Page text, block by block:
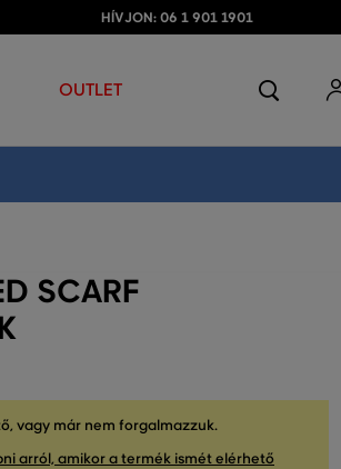
HÍVJON: 06 1 901 1901
OUTLET
SCARF
vagy már nem forgalmazzuk.
arról, amikor a termék ismét elérhető